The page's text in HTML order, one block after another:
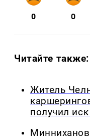
0 0
Читайте также:
Житель
получил